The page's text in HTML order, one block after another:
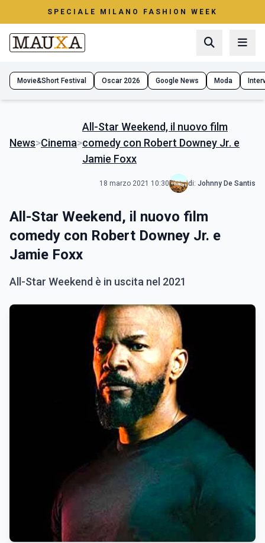
SPECIALE MILANO FASHION WEEK
Movie&Short Festival Oscar 2026 Google News Moda
News>Cinema>
All-Star Weekend, il nuovo film
comedy con Robert Downey Jr. e
Jamie Foxx
18 marzo 2021 10:30 di: Johnny De Santis
All-Star Weekend, il nuovo film
comedy con Robert Downey Jr. e
Jamie Foxx
All-Star Weekend è in uscita nel 2021